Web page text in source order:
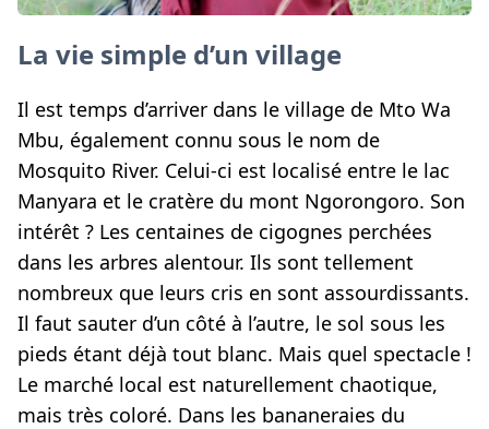
La vie simple d’un village
Il est temps d’arriver dans le village de Mto Wa
Mbu, également connu sous le nom de
Mosquito River. Celui-ci est localisé entre le lac
Manyara et le cratère du mont Ngorongoro. Son
intérêt ? Les centaines de cigognes perchées
dans les arbres alentour. Ils sont tellement
nombreux que leurs cris en sont assourdissants.
Il faut sauter d’un côté à l’autre, le sol sous les
pieds étant déjà tout blanc. Mais quel spectacle !
Le marché local est naturellement chaotique,
mais très coloré. Dans les bananeraies du